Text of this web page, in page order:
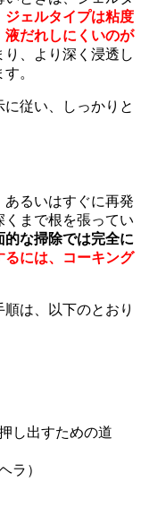
ジェルタイプは粘度
液だれしにくいのが
、より深く浸透し
。
従い、しっかりと
るいはすぐに再発
まで根を張ってい
的な掃除では完全に
るには、コーキング
は、以下のとおり
し出すための道
ラ）